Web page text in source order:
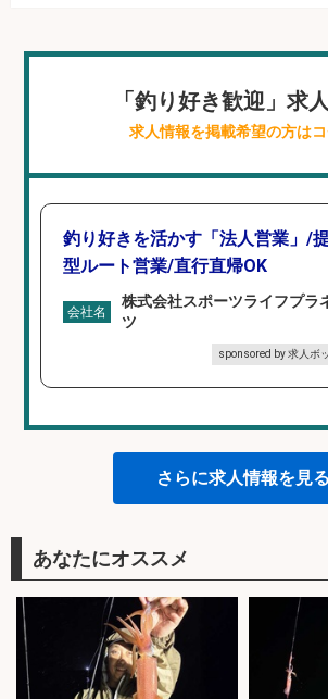
「釣り好き歓迎」求
求人情報を掲載希望の方は
釣り好きを活かす「法人営業」/
型ルート営業/直行直帰OK
会社名
株式会社スポーツライフプラ
ツ
sponsored by 求人ボ
さらに求人情報を見る
あなたにオススメ